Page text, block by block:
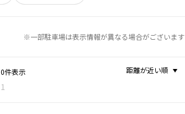
※一部駐車場は表示情報が異なる場合がございます
0件表示
1
距離が近い順